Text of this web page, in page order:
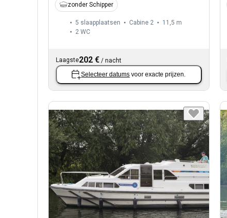
zonder Schipper
5 slaapplaatsen Cabine 2
11,5 m
2 WC
Laagste202 € / nacht
Selecteer datums voor exacte prijzen.